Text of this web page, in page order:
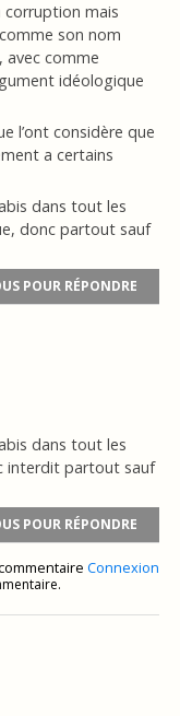
mais
son nom
avec comme
idéologique
l’ont considère que
a certains
dans tout les
donc partout sauf
POUR RÉPONDRE
dans tout les
interdit partout sauf
POUR RÉPONDRE
Connexion